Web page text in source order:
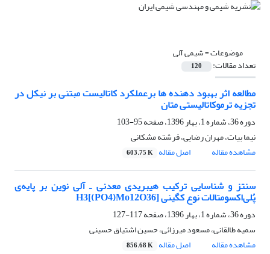
موضوعات =شیمی آلی
تعداد مقالات: 120
مطالعه اثر بهبود دهنده ها برعملکرد کاتالیست مبتنی بر نیکل در
تجزیه ترموکاتالیستی متان
دوره 36، شماره 1، بهار 1396، صفحه
95-103
نیما بیات، مهران رضایی، فرشته مشکانی
مشاهده مقاله
اصل مقاله 603.75 K
سنتز و شناسایی ترکیب هیبریدی معدنی ـ آلی نوین بر پایه‌ی
پُلی‌اکسومتالات نوع کگینی H3[(PO4)Mo12O36]
دوره 36، شماره 1، بهار 1396، صفحه
117-127
سمیه طالقانی، مسعود میرزائی، حسین اشتیاق حسینی
مشاهده مقاله
اصل مقاله 856.68 K